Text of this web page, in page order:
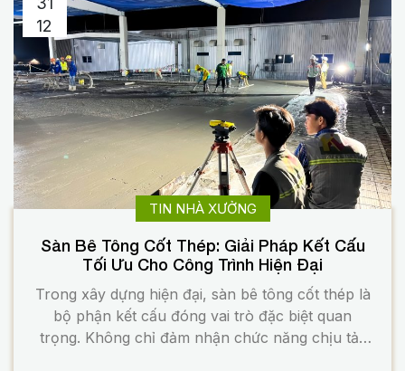
TIN NHÀ XƯỞNG
12
Sàn Bê Tông Cốt Thép: Giải Pháp Kết Cấu
Tối Ưu Cho Công Trình Hiện Đại
Trong xây dựng hiện đại, sàn bê tông cốt thép là
bộ phận kết cấu đóng vai trò đặc biệt quan
trọng. Không chỉ đảm nhận chức năng chịu tải,